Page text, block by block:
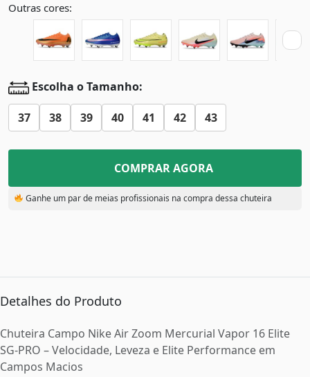
Outras cores:
Escolha o Tamanho:
37 38 39 40 41 42 43
COMPRAR AGORA
Ganhe um par de meias profissionais na compra dessa chuteira
Detalhes do Produto
Chuteira Campo Nike Air Zoom Mercurial Vapor 16 Elite
SG-PRO – Velocidade, Leveza e Elite Performance em
Campos Macios